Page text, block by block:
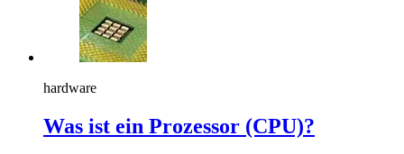
hardware
Was ist ein Prozessor (CPU)?